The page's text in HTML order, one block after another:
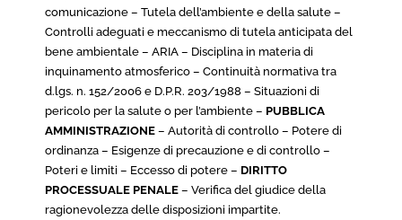
comunicazione – Tutela dell’ambiente e della salute –
Controlli adeguati e meccanismo di tutela anticipata del
bene ambientale – ARIA – Disciplina in materia di
inquinamento atmosferico – Continuità normativa tra
d.lgs. n. 152/2006 e D.P.R. 203/1988 – Situazioni di
pericolo per la salute o per l’ambiente – PUBBLICA
AMMINISTRAZIONE – Autorità di controllo – Potere di
ordinanza – Esigenze di precauzione e di controllo –
Poteri e limiti – Eccesso di potere – DIRITTO
PROCESSUALE PENALE – Verifica del giudice della
ragionevolezza delle disposizioni impartite.